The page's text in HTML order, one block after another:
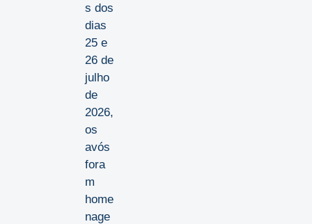
s dos
dias
25 e
26 de
julho
de
2026,
os
avós
fora
m
home
nage